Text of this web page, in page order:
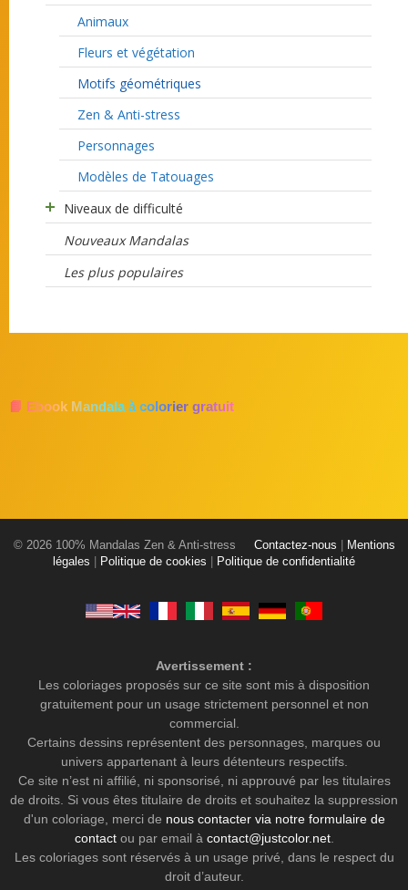
Animaux
Fleurs et végétation
Motifs géométriques
Zen & Anti-stress
Personnages
Modèles de Tatouages
Niveaux de difficulté
Nouveaux Mandalas
Les plus populaires
📘 Ebook Mandala à colorier gratuit
© 2026 100% Mandalas Zen & Anti-stress Contactez-nous
Mentions
légales
Politique de cookies Politique de confidentialité
Avertissement :
Les coloriages proposés sur ce site sont mis à disposition
gratuitement pour un usage strictement personnel et non
commercial.
Certains dessins représentent des personnages, marques ou
univers appartenant à leurs détenteurs respectifs.
Ce site n’est ni affilié, ni sponsorisé, ni approuvé par les titulaires
de droits. Si vous êtes titulaire de droits et souhaitez la suppression
d'un coloriage, merci de nous contacter via notre formulaire de
contactou par email à contact@justcolor.net.
Les coloriages sont réservés à un usage privé, dans le respect du
droit d’auteur.